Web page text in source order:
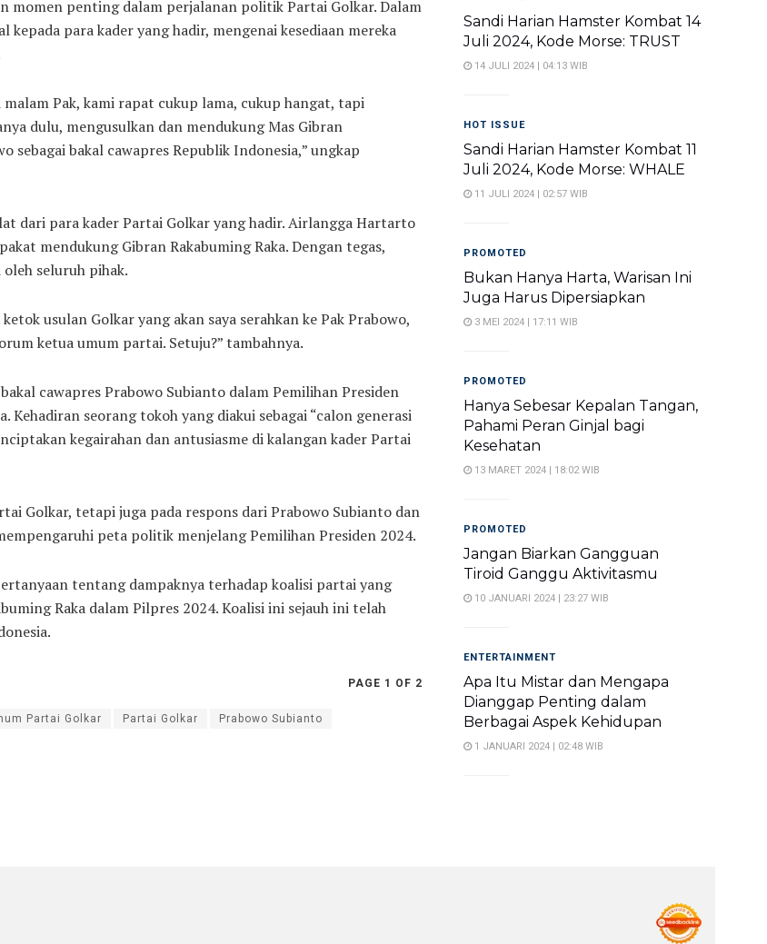
penting dalam perjalanan politik Partai Golkar. Dalam
para kader yang hadir, mengenai kesediaan mereka
Pak, kami rapat cukup lama, cukup hangat, tapi
dulu, mengusulkan dan mendukung Mas Gibran
sebagai bakal cawapres Republik Indonesia,” ungkap
dari para kader Partai Golkar yang hadir. Airlangga Hartarto
mendukung Gibran Rakabuming Raka. Dengan tegas,
seluruh pihak.
usulan Golkar yang akan saya serahkan ke Pak Prabowo,
ketua umum partai. Setuju?” tambahnya.
cawapres Prabowo Subianto dalam Pemilihan Presiden
seorang tokoh yang diakui sebagai “calon generasi
kegairahan dan antusiasme di kalangan kader Partai
Golkar, tetapi juga pada respons dari Prabowo Subianto dan
peta politik menjelang Pemilihan Presiden 2024.
tentang dampaknya terhadap koalisi partai yang
Raka dalam Pilpres 2024. Koalisi ini sejauh ini telah
PAGE 1 OF 2
Partai Golkar Partai Golkar Prabowo Subianto
Sandi Harian Hamster Kombat 14
Juli 2024, Kode Morse: TRUST
14 JULI 2024 | 04:13 WIB
HOT ISSUE
Sandi Harian Hamster Kombat 11
Juli 2024, Kode Morse: WHALE
11 JULI 2024 | 02:57 WIB
PROMOTED
Bukan Hanya Harta, Warisan Ini
Juga Harus Dipersiapkan
3 MEI 2024 | 17:11 WIB
PROMOTED
Hanya Sebesar Kepalan Tangan,
Pahami Peran Ginjal bagi
Kesehatan
13 MARET 2024 | 18:02 WIB
PROMOTED
Jangan Biarkan Gangguan
Tiroid Ganggu Aktivitasmu
10 JANUARI 2024 | 23:27 WIB
ENTERTAINMENT
Apa Itu Mistar dan Mengapa
Dianggap Penting dalam
Berbagai Aspek Kehidupan
1 JANUARI 2024 | 02:48 WIB